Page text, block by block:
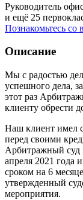
Руководитель
и ещё 25
Познакомьтесь со
Описание
Мы с радостью
успешного дела,
этот раз
клиенту обрести
Наш клиент имел
перед своими
Арбитражный суд
апреля 2021 года
сроком на 6
утвержденный
мероприятия.